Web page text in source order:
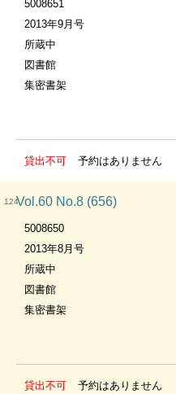
5008651
2013年9月号
所蔵中
図書館
集密書架
貸出不可 予約はありません
124Vol.60 No.8 (656)
5008650
2013年8月号
所蔵中
図書館
集密書架
貸出不可 予約はありません